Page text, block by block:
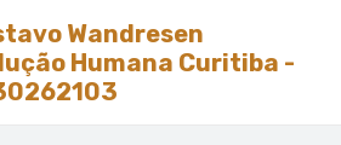
Wandresen
Humana Curitiba -